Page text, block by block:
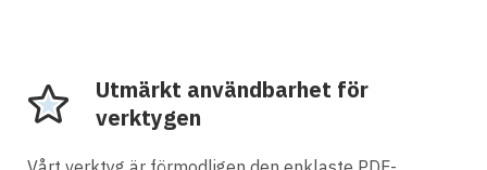
Utmärkt användbarhet för
verktygen